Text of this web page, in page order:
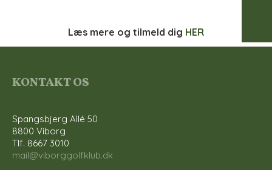
Læs mere og tilmeld dig HER
KONTAKT OS
Spangsbjerg Allé 50
8800 Viborg
Tlf. 8667 3010
mail@viborggolfklub.dk